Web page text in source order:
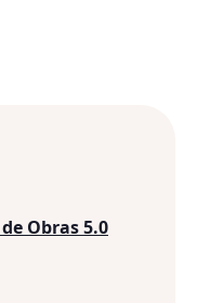
Obras 5.0